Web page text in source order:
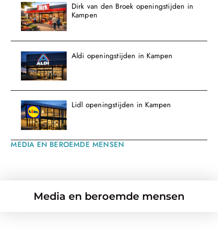
Dirk van den Broek openingstijden in
Kampen
Aldi openingstijden in Kampen
Lidl openingstijden in Kampen
MEDIA EN BEROEMDE MENSEN
Media en beroemde mensen